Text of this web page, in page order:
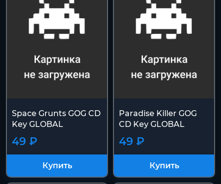
Space Grunts GOG CD
Key GLOBAL
49 ₽
Купить
Paradise Killer GOG
CD Key GLOBAL
49 ₽
Купить